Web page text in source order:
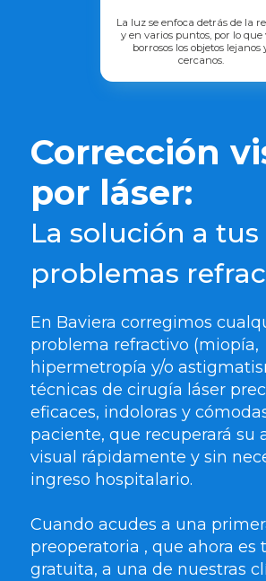
La luz se enfoca detrás de la
y en varios puntos, por lo que
borrosos los objetos lejanos
cercanos.
Corrección
por láser:
La solución a tus
problemas
En Baviera corregimos
problema refractivo (miopía,
hipermetropía y/o
técnicas de cirugía láser
eficaces, indoloras y
paciente, que recuperará su
visual rápidamente y sin
ingreso hospitalario.
Cuando acudes a una
preoperatoria , que ahora es
gratuita, a una de nuestras